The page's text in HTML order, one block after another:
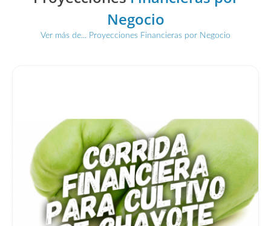
Negocio
Ver más de... Proyecciones Financieras por Negocio